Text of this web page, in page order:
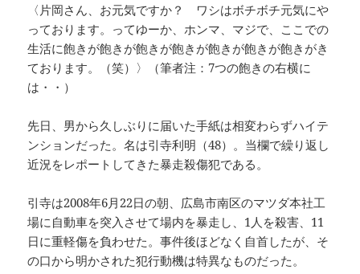
〈片岡さん、お元気ですか？ ワシはボチボチ元気にや
っております。ってゆーか、ホンマ、マジで、ここでの
生活に飽きが飽きが飽きが飽きが飽きが飽きが飽きがき
ております。（笑）〉（筆者注：7つの飽きの右横に
は・・）
先日、男から久しぶりに届いた手紙は相変わらずハイテ
ンションだった。名は引寺利明（48）。当欄で繰り返し
近況をレポートしてきた暴走殺傷犯である。
引寺は2008年6月22日の朝、広島市南区のマツダ本社工
場に自動車を突入させて場内を暴走し、1人を殺害、11
日に重軽傷を負わせた。事件後ほどなく自首したが、そ
の口から明かされた犯行動機は特異なものだった。